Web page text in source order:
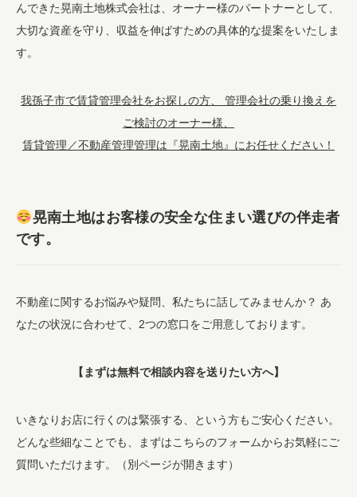
んできた晃南土地株式会社は、オーナー様のパートナーとして、
大切な資産を守り、収益を伸ばすための具体的な提案をいたしま
す。
我孫子市で賃貸管理会社をお探しの方、 管理会社の乗り換えを
ご検討のオーナー様、
賃貸管理／不動産管理管理は『晃南土地』にお任せください！
晃南土地はお客様の安全な住まい選びの伴走者
です。
不動産に関するお悩みや疑問、私たちに話してみませんか？ あ
なたの状況に合わせて、2つの窓口をご用意しております。
【まずは無料で相談内容を送りたい方へ】
いきなりお店に行くのは緊張する、という方もご安心ください。
どんな些細なことでも、まずはこちらのフォームからお気軽にご
質問いただけます。（別ページが開きます）